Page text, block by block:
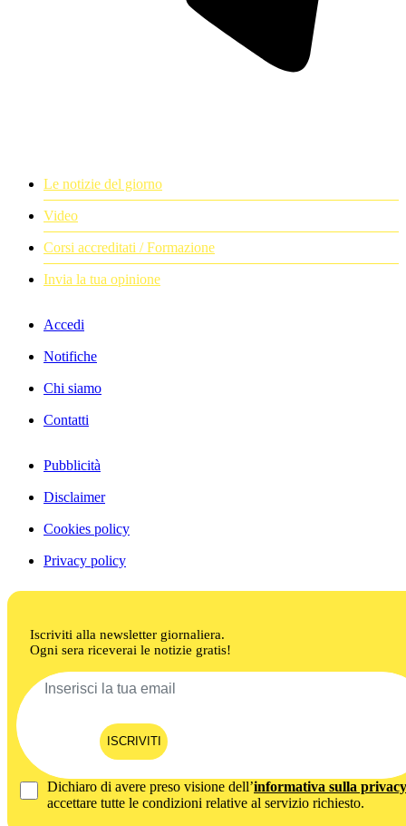
Le notizie del giorno
Video
Corsi accreditati / Formazione
Invia la tua opinione
Accedi
Notifiche
Chi siamo
Contatti
Pubblicità
Disclaimer
Cookies policy
Privacy policy
Iscriviti alla newsletter giornaliera.
Ogni sera riceverai le notizie gratis!
ISCRIVITI
Dichiaro di avere preso visione dell’informativa sulla privacy
accettare tutte le condizioni relative al servizio richiesto.